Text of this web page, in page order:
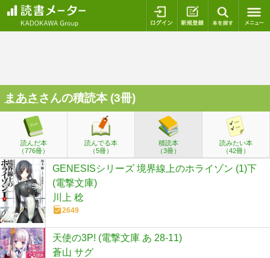
ログイン 新規登録
まあさ さんの積読本 (3冊)
読んだ本
（776冊）
読んでる本
（5冊）
積読本
（3冊）
読みたい本
（42冊）
GENESISシリーズ 境界線上のホライゾン (1)下
(電撃文庫)
川上 稔
2649
天使の3P! (電撃文庫 あ 28-11)
蒼山 サグ